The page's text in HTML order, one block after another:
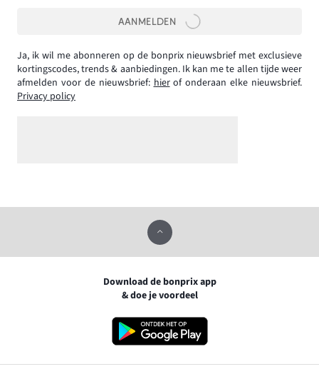
AANMELDEN
Ja, ik wil me abonneren op de bonprix nieuwsbrief met exclusieve
kortingscodes, trends & aanbiedingen. Ik kan me te allen tijde weer
afmelden voor de nieuwsbrief:hierof onderaan elke nieuwsbrief.
Privacy policy
Download de bonprix app
& doe je voordeel